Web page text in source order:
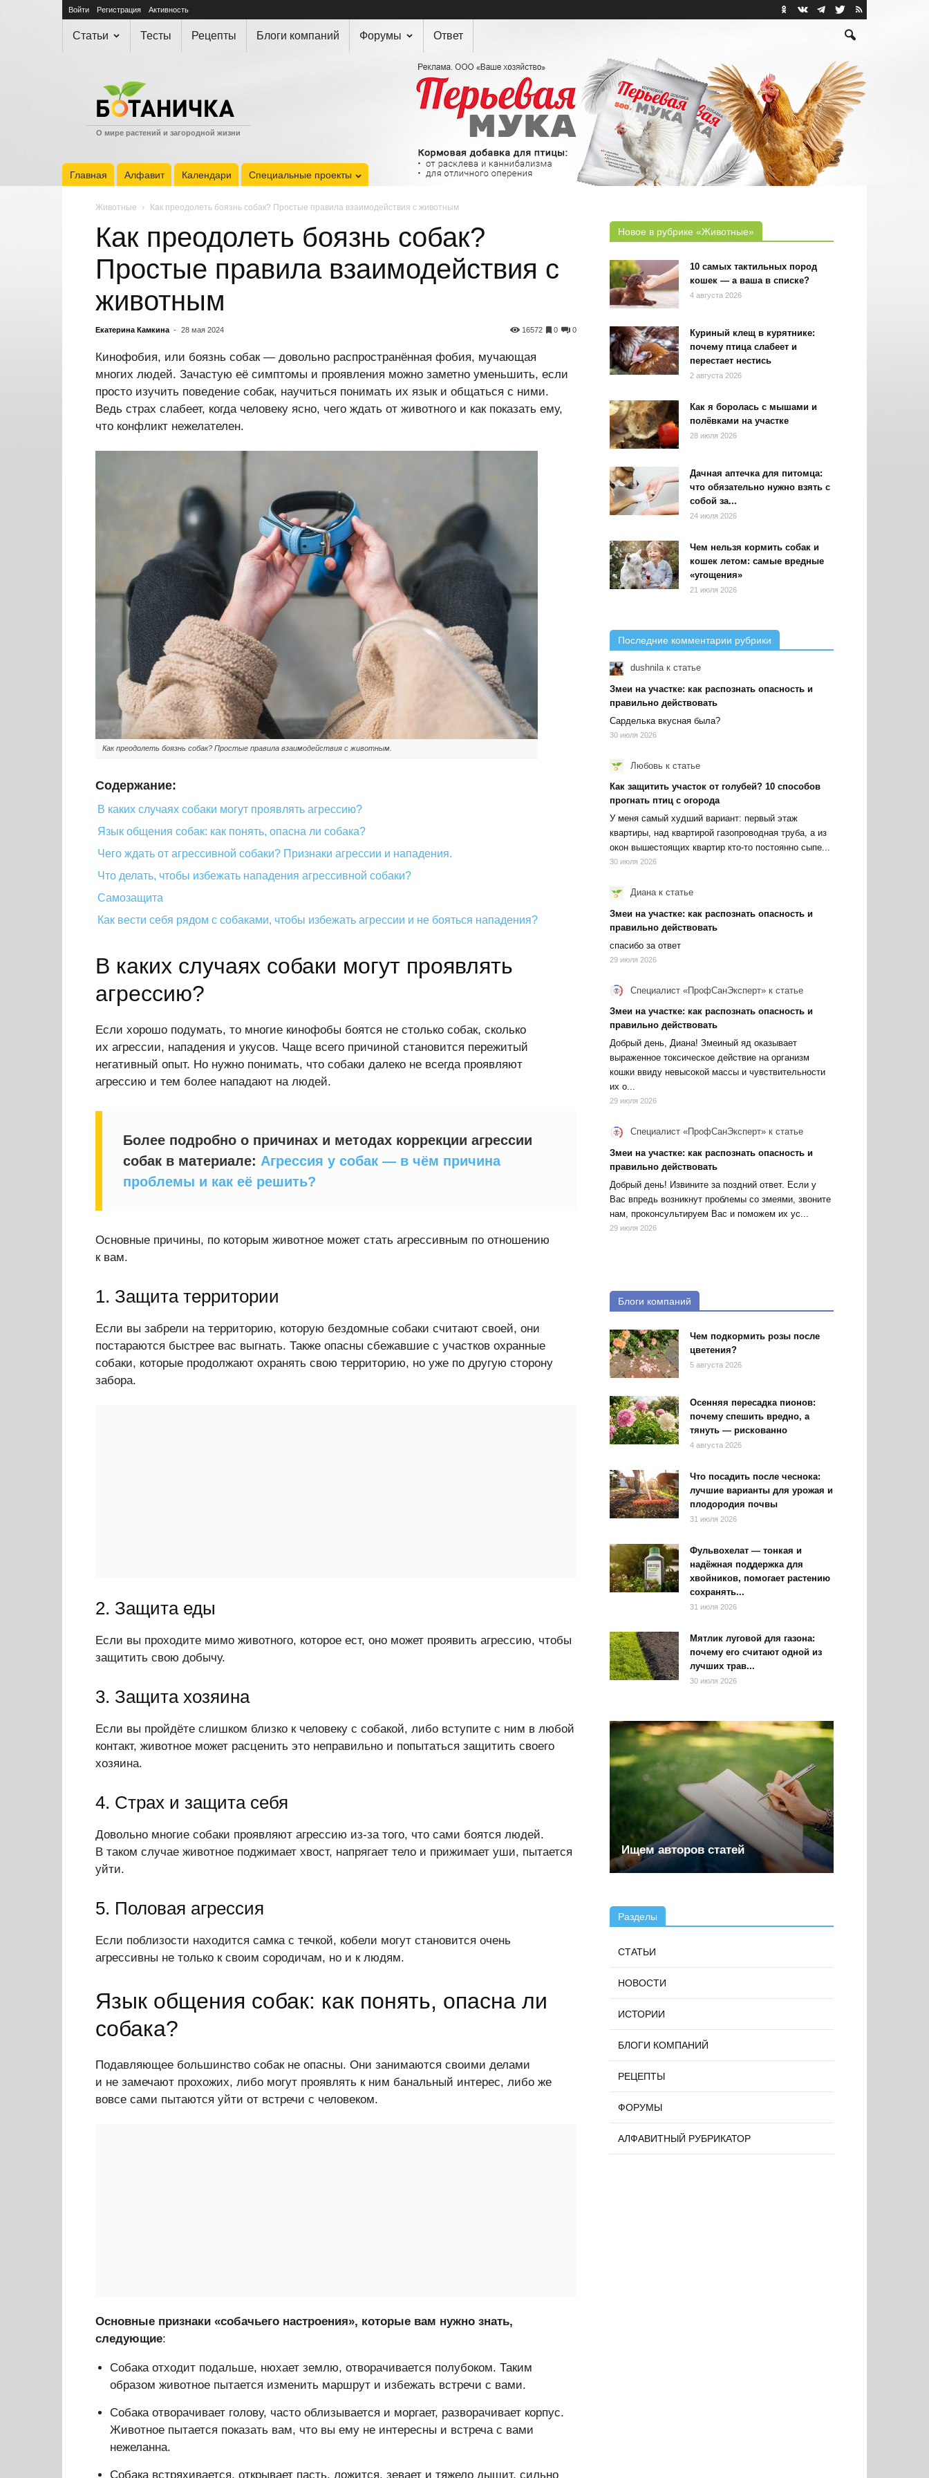
Войти Регистрация Активность
Статьи Тесты Рецепты Блоги компаний Форумы Ответ
О мире растений и загородной жизни
Главная Алфавит Календари Специальные проекты
Животные Как преодолеть боязнь собак? Простые правила взаимодействия с животным
Как преодолеть боязнь собак?
Простые правила взаимодействия с
животным
Екатерина Камкина - 28 мая 2024 0
0
16572
Кинофобия, или боязнь собак — довольно распространённая фобия, мучающая
многих людей. Зачастую её симптомы и проявления можно заметно уменьшить, если
просто изучить поведение собак, научиться понимать их язык и общаться с ними.
Ведь страх слабеет, когда человеку ясно, чего ждать от животного и как показать ему,
что конфликт нежелателен.
Как преодолеть боязнь собак? Простые правила взаимодействия с животным.
Содержание:
В каких случаях собаки могут проявлять агрессию?
Язык общения собак: как понять, опасна ли собака?
Чего ждать от агрессивной собаки? Признаки агрессии и нападения.
Что делать, чтобы избежать нападения агрессивной собаки?
Самозащита
Как вести себя рядом с собаками, чтобы избежать агрессии и не бояться нападения?
В каких случаях собаки могут проявлять
агрессию?
Если хорошо подумать, то многие кинофобы боятся не столько собак, сколько
их агрессии, нападения и укусов. Чаще всего причиной становится пережитый
негативный опыт. Но нужно понимать, что собаки далеко не всегда проявляют
агрессию и тем более нападают на людей.
Более подробно о причинах и методах коррекции агрессии
собак в материале: Агрессия у собак — в чём причина
проблемы и как её решить?
Основные причины, по которым животное может стать агрессивным по отношению
к вам.
1. Защита территории
Если вы забрели на территорию, которую бездомные собаки считают своей, они
постараются быстрее вас выгнать. Также опасны сбежавшие с участков охранные
собаки, которые продолжают охранять свою территорию, но уже по другую сторону
забора.
2. Защита еды
Если вы проходите мимо животного, которое ест, оно может проявить агрессию, чтобы
защитить свою добычу.
3. Защита хозяина
Если вы пройдёте слишком близко к человеку с собакой, либо вступите с ним в любой
контакт, животное может расценить это неправильно и попытаться защитить своего
хозяина.
4. Страх и защита себя
Довольно многие собаки проявляют агрессию из-за того, что сами боятся людей.
В таком случае животное поджимает хвост, напрягает тело и прижимает уши, пытается
уйти.
5. Половая агрессия
Если поблизости находится самка с течкой, кобели могут становится очень
агрессивны не только к своим сородичам, но и к людям.
Язык общения собак: как понять, опасна ли
собака?
Подавляющее большинство собак не опасны. Они занимаются своими делами
и не замечают прохожих, либо могут проявлять к ним банальный интерес, либо же
вовсе сами пытаются уйти от встречи с человеком.
Основные признаки «собачьего настроения», которые вам нужно знать,
следующие:
Собака отходит подальше, нюхает землю, отворачивается полубоком. Таким
образом животное пытается изменить маршрут и избежать встречи с вами.
Собака отворачивает голову, часто облизывается и моргает, разворачивает корпус.
Животное пытается показать вам, что вы ему не интересны и встреча с вами
нежеланна.
Собака встряхивается, открывает пасть, ложится, зевает и тяжело дышит, сильно
Новое в рубрике «Животные»
10 самых тактильных пород
кошек — а ваша в списке?
4 августа 2026
Куриный клещ в курятнике:
почему птица слабеет и
перестает нестись
2 августа 2026
Как я боролась с мышами и
полёвками на участке
28 июля 2026
Дачная аптечка для питомца:
что обязательно нужно взять с
собой за...
24 июля 2026
Чем нельзя кормить собак и
кошек летом: самые вредные
«угощения»
21 июля 2026
Последние комментарии рубрики
dushnilaк статье
Змеи на участке: как распознать опасность и
правильно действовать
Сарделька вкусная была?
30 июля 2026
Любовь к статье
Как защитить участок от голубей? 10 способов
прогнать птиц с огорода
У меня самый худший вариант: первый этаж
квартиры, над квартирой газопроводная труба, а из
окон вышестоящих квартир кто-то постоянно сыпе...
30 июля 2026
Дианак статье
Змеи на участке: как распознать опасность и
правильно действовать
спасибо за ответ
29 июля 2026
Специалист «ПрофСанЭксперт» к статье
Змеи на участке: как распознать опасность и
правильно действовать
Добрый день, Диана! Змеиный яд оказывает
выраженное токсическое действие на организм
кошки ввиду невысокой массы и чувствительности
их о...
29 июля 2026
Специалист «ПрофСанЭксперт» к статье
Змеи на участке: как распознать опасность и
правильно действовать
Добрый день! Извините за поздний ответ. Если у
Вас впредь возникнут проблемы со змеями, звоните
нам, проконсультируем Вас и поможем их ус...
29 июля 2026
Блоги компаний
Чем подкормить розы после
цветения?
5 августа 2026
Осенняя пересадка пионов:
почему спешить вредно, а
тянуть — рискованно
4 августа 2026
Что посадить после чеснока:
лучшие варианты для урожая и
плодородия почвы
31 июля 2026
Фульвохелат — тонкая и
надёжная поддержка для
хвойников, помогает растению
сохранять...
31 июля 2026
Мятлик луговой для газона:
почему его считают одной из
лучших трав...
30 июля 2026
Ищем авторов статей
Разделы
СТАТЬИ
НОВОСТИ
ИСТОРИИ
БЛОГИ КОМПАНИЙ
РЕЦЕПТЫ
ФОРУМЫ
АЛФАВИТНЫЙ РУБРИКАТОР